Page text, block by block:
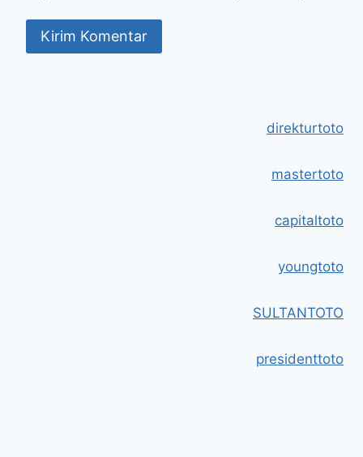
direkturtoto
mastertoto
capitaltoto
youngtoto
SULTANTOTO
presidenttoto